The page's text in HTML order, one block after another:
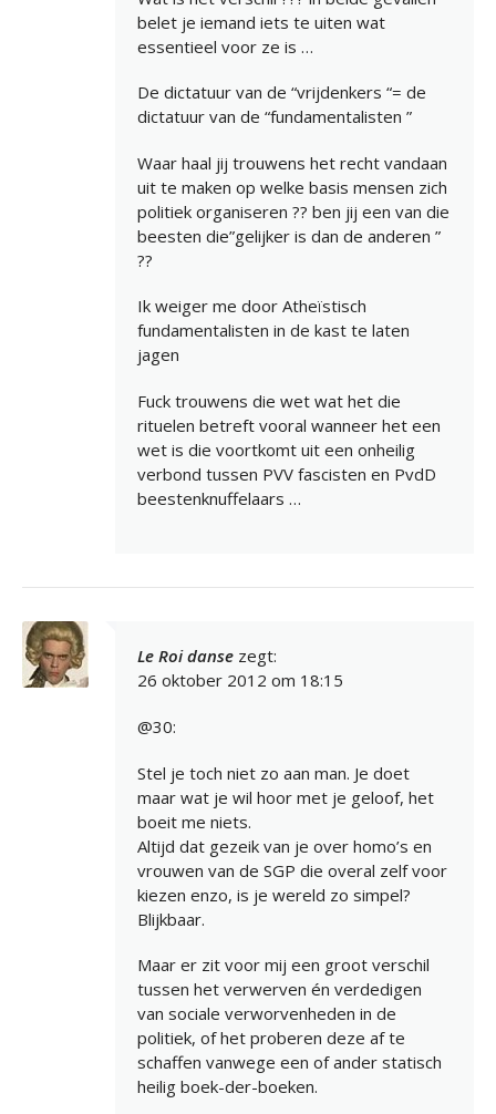
belet je iemand iets te uiten wat
essentieel voor ze is …
De dictatuur van de “vrijdenkers “= de
dictatuur van de “fundamentalisten ”
Waar haal jij trouwens het recht vandaan
uit te maken op welke basis mensen zich
politiek organiseren ?? ben jij een van die
beesten die”gelijker is dan de anderen ”
??
Ik weiger me door Atheïstisch
fundamentalisten in de kast te laten
jagen
Fuck trouwens die wet wat het die
rituelen betreft vooral wanneer het een
wet is die voortkomt uit een onheilig
verbond tussen PVV fascisten en PvdD
beestenknuffelaars …
Le Roi danse zegt:
26 oktober 2012 om 18:15
@30:
Stel je toch niet zo aan man. Je doet
maar wat je wil hoor met je geloof, het
boeit me niets.
Altijd dat gezeik van je over homo’s en
vrouwen van de SGP die overal zelf voor
kiezen enzo, is je wereld zo simpel?
Blijkbaar.
Maar er zit voor mij een groot verschil
tussen het verwerven én verdedigen
van sociale verworvenheden in de
politiek, of het proberen deze af te
schaffen vanwege een of ander statisch
heilig boek-der-boeken.